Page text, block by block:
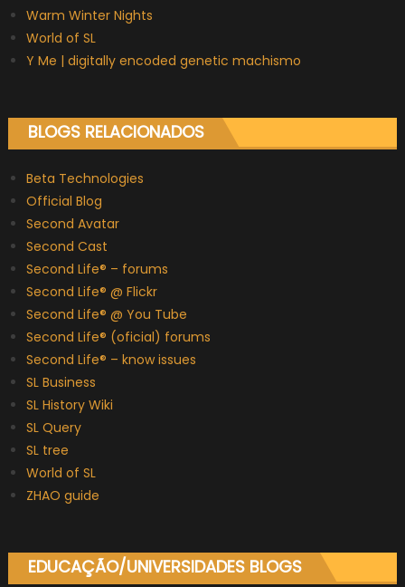
Warm Winter Nights
World of SL
Y Me | digitally encoded genetic machismo
BLOGS RELACIONADOS
Beta Technologies
Official Blog
Second Avatar
Second Cast
Second Life® – forums
Second Life® @ Flickr
Second Life® @ You Tube
Second Life® (oficial) forums
Second Life® – know issues
SL Business
SL History Wiki
SL Query
SL tree
World of SL
ZHAO guide
EDUCAÇÃO/UNIVERSIDADES BLOGS